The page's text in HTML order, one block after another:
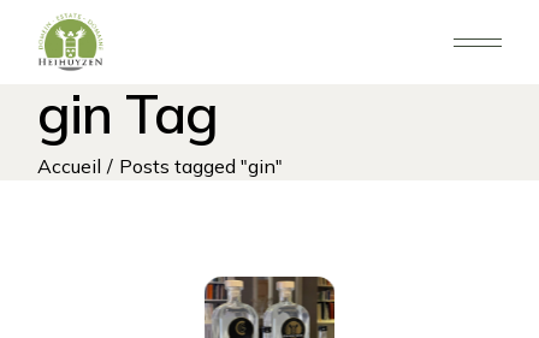
contenu
gin Tag
Accueil Posts tagged "gin"